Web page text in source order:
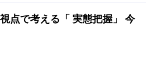
点で考える「 実態把握」 今